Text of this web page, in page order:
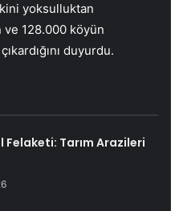
yoksulluktan
ve 128.000 köyün
duyurdu.
Felaketi: Tarım Arazileri